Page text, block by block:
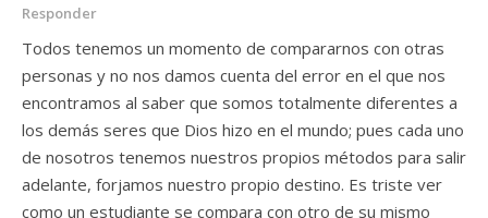
Responder
Todos tenemos un momento de compararnos con otras
personas y no nos damos cuenta del error en el que nos
encontramos al saber que somos totalmente diferentes a
los demás seres que Dios hizo en el mundo; pues cada uno
de nosotros tenemos nuestros propios métodos para salir
adelante, forjamos nuestro propio destino. Es triste ver
como un estudiante se compara con otro de su mismo